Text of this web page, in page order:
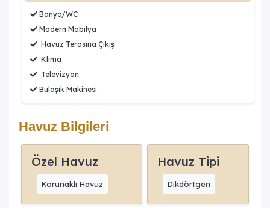
Banyo/WC
Modern Mobilya
Havuz Terasına Çıkış
Klima
Televizyon
Bulaşık Makinesi
Havuz Bilgileri
Özel Havuz
Korunaklı Havuz
Havuz Tipi
Dikdörtgen